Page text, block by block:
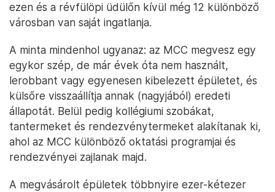
ezen és a révfülöpi üdülőn kívül még 12 különböző
városban van saját ingatlanja.
A minta mindenhol ugyanaz: az MCC megvesz egy
egykor szép, de már évek óta nem használt,
lerobbant vagy egyenesen kibelezett épületet, és
külsőre visszaállítja annak (nagyjából) eredeti
állapotát. Belül pedig kollégiumi szobákat,
tantermeket és rendezvénytermeket alakítanak ki,
ahol az MCC különböző oktatási programjai és
rendezvényei zajlanak majd.
A megvásárolt épületek többnyire ezer-kétezer